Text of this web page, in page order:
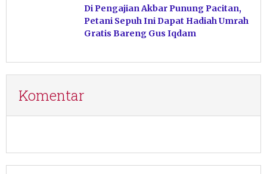
Di Pengajian Akbar Punung Pacitan,
Petani Sepuh Ini Dapat Hadiah Umrah
Gratis Bareng Gus Iqdam
Komentar